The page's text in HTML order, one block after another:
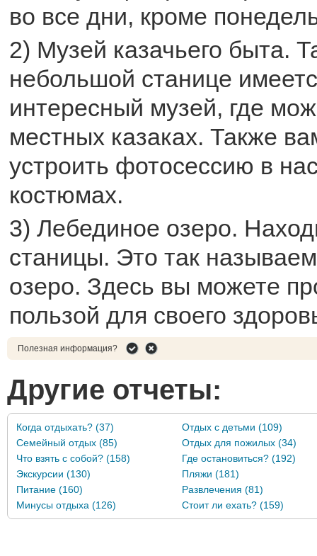
во все дни, кроме
2) Музей казачьего быта.
небольшой станице
интересный музей, где
местных казаках. Также
устроить фотосессию в
костюмах.
3) Лебединое озеро.
станицы. Это так
озеро. Здесь вы можете
пользой для своего
Полезная информация?
Другие отчеты:
Когда отдыхать? (37)
Отдых с детьми (109)
Семейный отдых (85)
Отдых для пожилых (34)
Что взять с собой? (158)
Где остановиться? (192)
Экскурсии (130)
Пляжи (181)
Питание (160)
Развлечения (81)
Минусы отдыха (126)
Стоит ли ехать? (159)